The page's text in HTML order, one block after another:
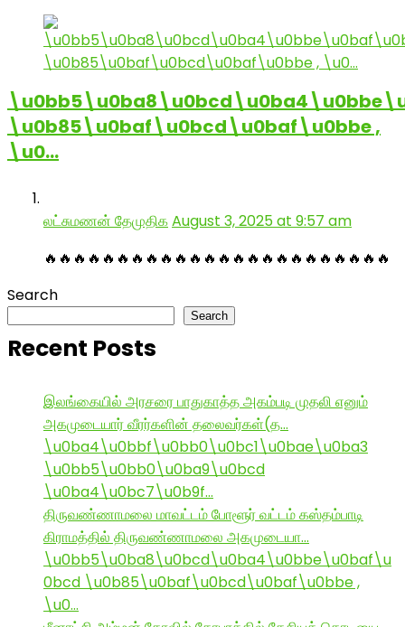
\u0b85\u0baf\u0bcd\u0baf\u0bbe ,
\u0…
லட்சுமணன் தேமுதிகAugust 3, 2025 at 9:57 am
🔥🔥🔥🔥🔥🔥🔥🔥🔥🔥🔥🔥🔥🔥🔥🔥🔥🔥🔥🔥🔥🔥🔥🔥
Search
Search
Recent Posts
இலங்கையில் அரசரை பாதுகாத்த அகம்படி முதலி எனும்
அகமுடையார் வீரர்களின் தலைவர்கள்(த…
\u0ba4\u0bbf\u0bb0\u0bc1\u0bae\u0ba3
\u0bb5\u0bb0\u0ba9\u0bcd
\u0ba4\u0bc7\u0b9f…
திருவண்ணாமலை மாவட்டம் போளூர் வட்டம் கஸ்தம்பாடி
கிராமத்தில் திருவண்ணாமலை அகமுடையா…
\u0bb5\u0ba8\u0bcd\u0ba4\u0bbe\u0baf\u
0bcd \u0b85\u0baf\u0bcd\u0baf\u0bbe ,
\u0…